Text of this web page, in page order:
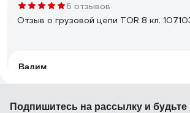
6 отзывов
Отзыв о грузовой цепи TOR 8 кл.
Вадим
отличная цепь для велосипеда, взята
Подпишитесь на рассылку и